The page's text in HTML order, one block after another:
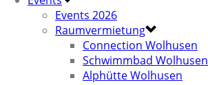
Events 2026
Raumvermietung
Connection Wolhusen
Schwimmbad Wolhusen
Alphütte Wolhusen